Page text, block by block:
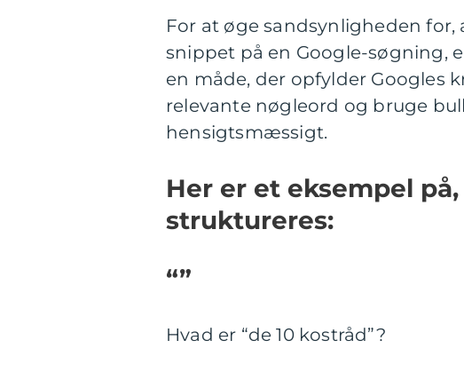
For at øge sandsynligheden
snippet på en Google-søgning,
en måde, der opfylder Googles
relevante nøgleord og bruge
hensigtsmæssigt.
Her er et eksempel
struktureres:
“”
Hvad er “de 10 kostråd”?